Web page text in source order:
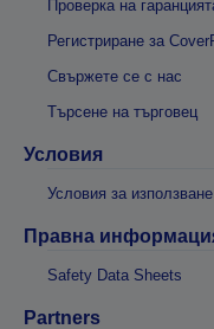
Проверка на
Регистриране за
Свържете се с нас
Търсене на търговец
Условия
Условия за използване
Правна
Safety Data Sheets
Partners